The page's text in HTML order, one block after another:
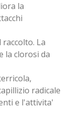
la
La
la clorosi da
radicale
e l'attivita'